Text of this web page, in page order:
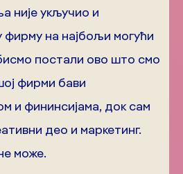
није укључио и
на најбољи могући
постали ово што смо
фирми бави
и фининсијама, док сам
део и маркетинг.
може.